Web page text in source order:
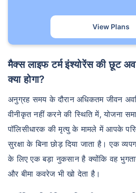
View Plans
मैक्स लाइफ टर्म इंश्योरेंस की छूट अवधि समाप्त होने के बाद
क्या होगा?
अनुग्रह समय के दौरान अधिकतम जीवन
वीनीकृत नहीं करने की स्थिति में, योजना
पॉलिसीधारक की मृत्यु के मामले में आपके
सुरक्षा के बिना छोड़ दिया जाता है। एक
के लिए एक बड़ा नुकसान है क्योंकि वह
और बीमा कवरेज भी खो देता है।